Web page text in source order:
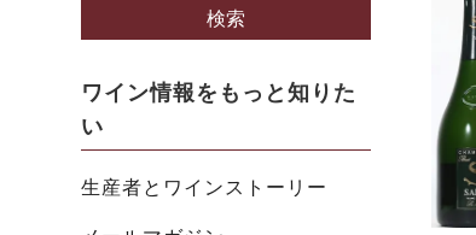
検索
ワイン情報をもっと知りた
い
生産者とワインストーリー